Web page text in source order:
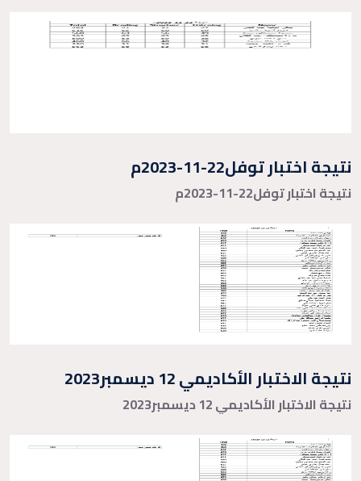
نتيجة اختبار توفل22-11-2023م
نتيجة اختبار توفل22-11-2023م
نتيجة الاختبار الأكاديمي 12 ديسمبر2023
نتيجة الاختبار الأكاديمي 12 ديسمبر2023